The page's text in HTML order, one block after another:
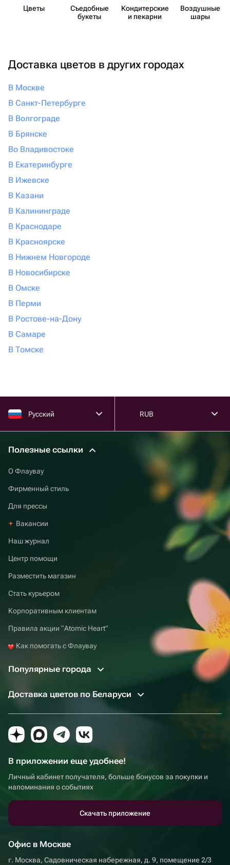
Цветы
Съедобные
букеты
Кондит​ерские
и пекарни
Воздушные
шары
Доставка цветов в других городах
В Москве
В Санкт-Петербурге
В Волгограде
В Брянске
Во Владивостоке
В Екатеринбурге
В Ижевске
В Казани
В Калининграде
В Краснодаре
В Красноярске
В Нижнем Новгороде
В Новосибирске
В Омске
В Перми
В Ростове-на-Дону
В Самаре
В Томске
Русский RUB
Полезные ссылки
О Флаувау
Фирменный стиль
Для прессы
Вакансии
Наш журнал
Центр помощи
Разместить магазин
Стать курьером
Корпоративным клиентам
Правила акции “Atomic Heart”
Как помогать с Флаувау
Популярные города
Доставка цветов по Беларуси
В приложении еще удобнее!
Личный кабинет получателя, больше бонусов за покупки и
напоминания о событиях
Скачать приложение
Офис в Москве
г. Москва, Садовническая набережная, д. 9, помещение 2/3